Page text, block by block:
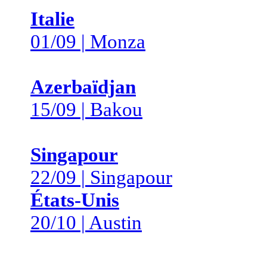
Italie
01/09 | Monza
Azerbaïdjan
15/09 | Bakou
Singapour
22/09 | Singapour
États-Unis
20/10 | Austin